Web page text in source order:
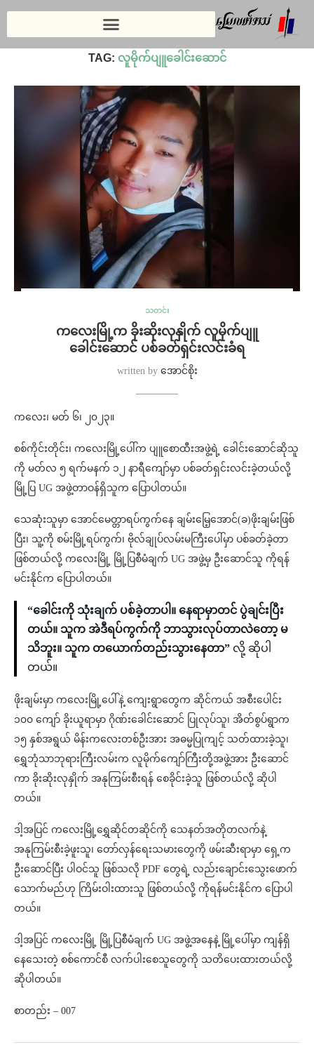
လူမိုက်ပျူခေါင်းဆောင်
TAG: လူမိုက်ပျူခေါင်းဆောင်
သတင်း
ကလေးမြို့က ခိုးဆိုးလုနှိုက် လူမိုက်ပျူ
ခေါင်းဆောင် ပစ်ခတ်ရှင်းလင်းခံရ
written by အောင်စိုး
ကလေး၊ မတ် ၆၊ ၂၀၂၃။
စစ်ကိုင်းတိုင်း၊ ကလေးမြို့ပေါ်က ပျူစောထီးအဖွဲ့ရဲ့ ခေါင်းဆောင်ဆိုသူ
ကို မတ်လ ၅ ရက်မနက် ၁၂ နာရီကျော်မှာ ပစ်ခတ်ရှင်းလင်းခဲ့တယ်လို့
မြို့ပြ UG အဖွဲ့တာဝန်ရှိသူက ပြောပါတယ်။
သေဆုံးသူမှာ အောင်မေတ္တာရပ်ကွက်နေ ချမ်းမြေ့အောင်(ခ)ဖိုးချမ်းဖြစ်
ပြီး၊ သူ့ကို စမ်းမြို့ရပ်ကွက်၊ ဗိုလ်ချုပ်လမ်းမကြီးပေါ်မှာ ပစ်ခတ်ခဲ့တာ
ဖြစ်တယ်လို့ ကလေးမြို့ မြို့ပြစီမံချက် UG အဖွဲ့မှ ဦးဆောင်သူ ကိုရန်
မင်းနိုင်က ပြောပါတယ်။
“ခေါင်းကို သုံးချက် ပစ်ခဲ့တာပါ။ နေရာမှာတင် ပွဲချင်းပြီး
တယ်။ သူက အဲဒီရပ်ကွက်ကို ဘာသွားလုပ်တာလဲတော့ မ
သိဘူး။ သူက တယောက်တည်းသွားနေတာ” လို့ ဆိုပါ
တယ်။
ဖိုးချမ်းမှာ က‌လေးမြို့ပေါ်နဲ့ ကျေးရွာတွေက ဆိုင်ကယ် အစီးပေါင်း
၁၀၀ ကျော် ခိုးယူရာမှာ ဂိုဏ်းခေါင်းဆောင် ပြုလုပ်သူ၊ အိတ်စွပ်ရွာက
၁၅ နှစ်အရွယ် မိန်းကလေးတစ်ဦးအား အဓမ္မပြုကျင့် သတ်ထားခဲ့သူ၊
ရွှေဘုံသာဘုရားကြီးလမ်းက လူမိုက်ကျော်ကြီးတို့အဖွဲ့အား ဦးဆောင်
ကာ ခိုးဆိုးလုနှိုက် အနုကြမ်းစီးရန် စေခိုင်းခဲ့သူ ဖြစ်တယ်လို့ ဆိုပါ
တယ်။
ဒါ့အပြင် ကလေးမြို့ရွှေဆိုင်တဆိုင်ကို သေနတ်အတိုတလက်နဲ့
အနုကြမ်းစီးခဲ့ဖူးသူ၊ တော်လှန်ရေးသမားတွေကို ဖမ်းဆီးရာမှာ ​ရှေ့က
ဦးဆောင်ပြီး ပါဝင်သူ ဖြစ်သလို PDF တွေရဲ့ လည်းချောင်းသွေးဖောက်
သောက်မည်ဟု ကြိမ်းဝါးထားသူ ဖြစ်တယ်လို့ ကိုရန်မင်းနိုင်က ပြောပါ
တယ်။
ဒါ့အပြင် ကလေးမြို့ မြို့ပြစီမံချက် UG အဖွဲ့အနေနဲ့ မြို့ပေါ်မှာ ကျန်ရှိ
နေသေးတဲ့ စစ်ကောင်စီ လက်ပါးစေသူတွေကို သတိပေးထားတယ်လို့
ဆိုပါတယ်။
စာတည်း – 007